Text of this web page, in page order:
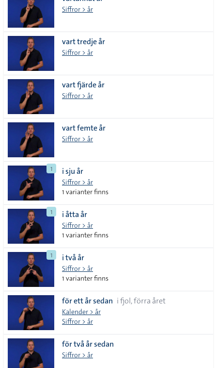
Siffror > år
vart tredje år
Siffror > år
vart fjärde år
Siffror > år
vart femte år
Siffror > år
1 i sju år
Siffror > år
1 varianter finns
1 i åtta år
Siffror > år
1 varianter finns
1 i två år
Siffror > år
1 varianter finns
för ett år sedan i fjol, förra året
Kalender > år
Siffror > år
för två år sedan
Siffror > år